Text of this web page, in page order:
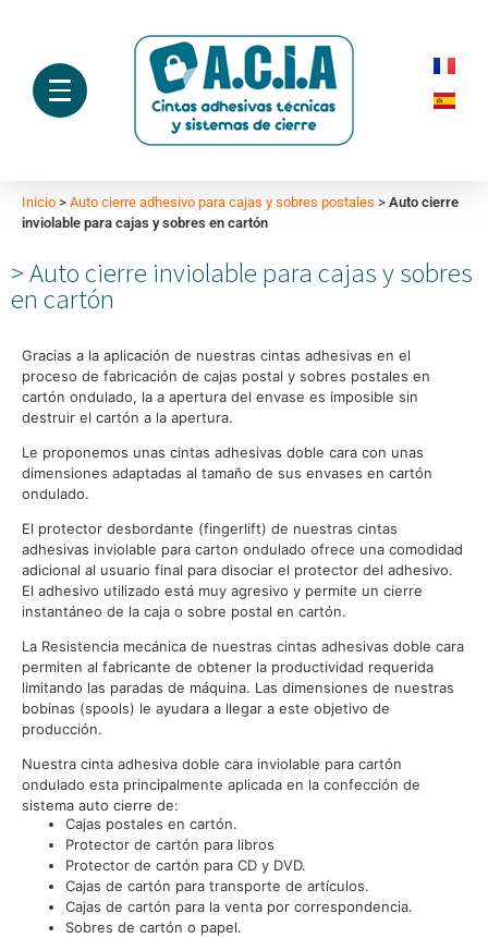
Inicio > Auto cierre adhesivo para cajas y sobres postales > Auto cierre
inviolable para cajas y sobres en cartón
Auto cierre inviolable para cajas y sobres
en cartón
Gracias a la aplicación de nuestras cintas adhesivas en el
proceso de fabricación de cajas postal y sobres postales en
cartón ondulado, la a apertura del envase es imposible sin
destruir el cartón a la apertura.
Le proponemos unas cintas adhesivas doble cara con unas
dimensiones adaptadas al tamaño de sus envases en cartón
ondulado.
El protector desbordante (fingerlift) de nuestras cintas
adhesivas inviolable para carton ondulado ofrece una comodidad
adicional al usuario final para disociar el protector del adhesivo.
El adhesivo utilizado está muy agresivo y permite un cierre
instantáneo de la caja o sobre postal en cartón.
La Resistencia mecánica de nuestras cintas adhesivas doble cara
permiten al fabricante de obtener la productividad requerida
limitando las paradas de máquina. Las dimensiones de nuestras
bobinas (spools) le ayudara a llegar a este objetivo de
producción.
Nuestra cinta adhesiva doble cara inviolable para cartón
ondulado esta principalmente aplicada en la confección de
sistema auto cierre de:
Cajas postales en cartón.
Protector de cartón para libros
Protector de cartón para CD y DVD.
Cajas de cartón para transporte de artículos.
Cajas de cartón para la venta por correspondencia.
Sobres de cartón o papel.